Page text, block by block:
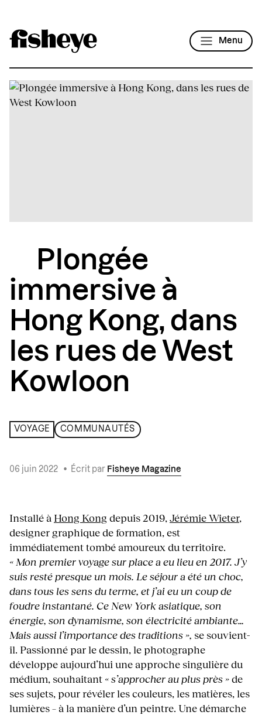
Menu
Plongée
immersive à
Hong Kong, dans
les rues de West
Kowloon
VOYAGE COMMUNAUTÉS
06 juin 2022 • Écrit par Fisheye Magazine
Installé à Hong Kong depuis 2019,Jérémie Wieter,
designer graphique de formation, est
immédiatement tombé amoureux du territoire.
« Mon premier voyage sur place a eu lieu en 2017. J’y
suis resté presque un mois. Le séjour a été un choc,
dans tous les sens du terme, et j’ai eu un coup de
foudre instantané. Ce New York asiatique, son
énergie, son dynamisme, son électricité ambiante…
Mais aussi l’importance des traditions », se souvient-
il. Passionné par le dessin, le photographe
développe aujourd’hui une approche singulière du
médium, souhaitant « s’approcher au plus près »de
ses sujets, pour révéler les couleurs, les matières, les
lumières – à la manière d’un peintre. Une démarche